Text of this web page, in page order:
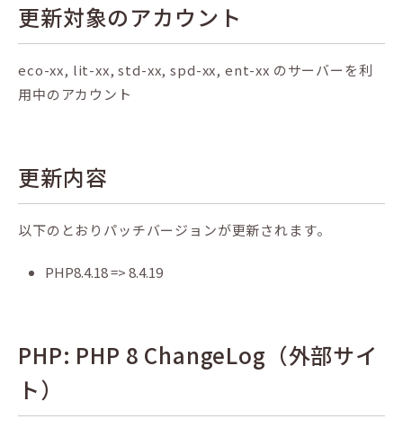
更新対象のアカウント
eco-xx, lit-xx, std-xx, spd-xx, ent-xx のサーバーを利
用中のアカウント
更新内容
以下のとおりパッチバージョンが更新されます。
PHP8.4.18 => 8.4.19
PHP: PHP 8 ChangeLog（外部サイ
ト）